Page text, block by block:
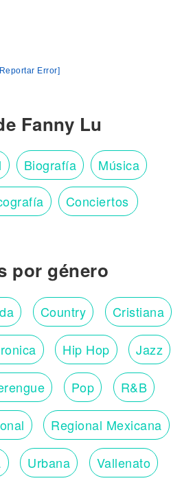
Error]
Fanny Lu
Biografía Música
Conciertos
por género
Country Cristiana
Hip Hop Jazz
Pop R&B
Regional Mexicana
Urbana Vallenato